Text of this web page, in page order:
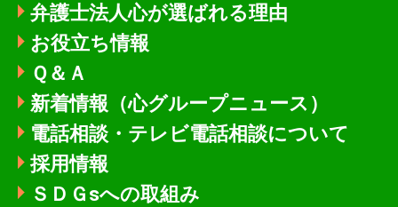
弁護士法人心が選ばれる理由
お役立ち情報
Ｑ＆Ａ
新着情報 （心グループニュース）
電話相談・テレビ電話相談について
採用情報
ＳＤＧsへの取組み